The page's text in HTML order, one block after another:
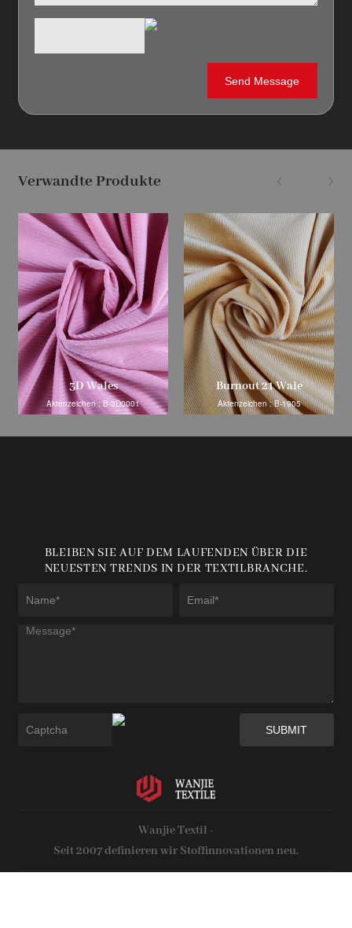
Verwandte Produkte
3D Wales
Aktenzeichen : B-3D0001
Burnout 21 Wale
Aktenzeichen : B-1905
BLEIBEN SIE AUF DEM LAUFENDEN ÜBER DIE
NEUESTEN TRENDS IN DER TEXTILBRANCHE.
Wanjie Textil -
Seit 2007 definieren wir Stoffinnovationen neu.